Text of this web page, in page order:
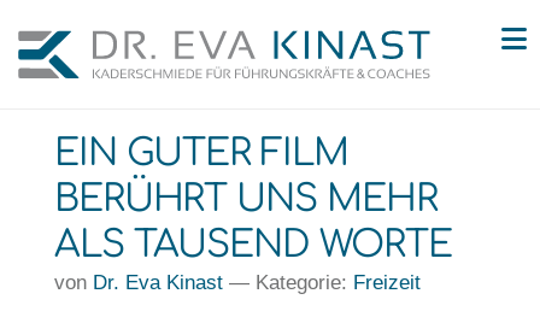
EIN GUTER FILM
BERÜHRT UNS MEHR
ALS TAUSEND WORTE
von Dr. Eva Kinast— Kategorie: Freizeit